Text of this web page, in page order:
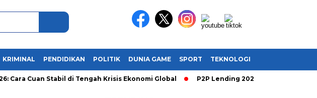
KRIMINAL PENDIDIKAN POLITIK DUNIA GAME SPORT TEKNOLOGI
Cuan Stabil di Tengah Krisis Ekonomi Global P2P Lending 2026: Cara Cerdas